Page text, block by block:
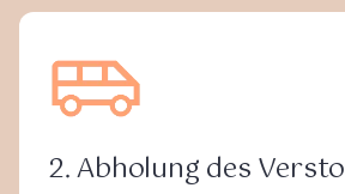
2. Abholung des